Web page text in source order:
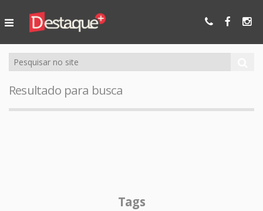
Online
Resultado para busca
Tags